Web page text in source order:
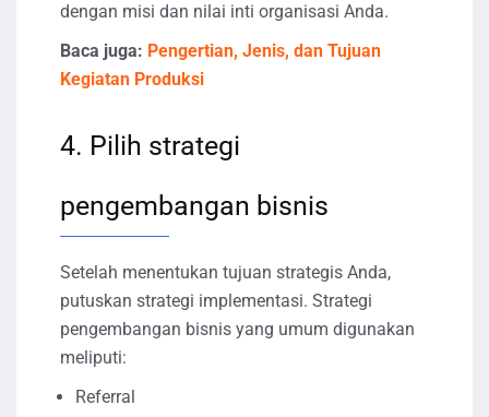
dengan misi dan nilai inti organisasi Anda.
Baca juga: Pengertian, Jenis, dan Tujuan
Kegiatan Produksi
4. Pilih strategi
pengembangan bisnis
Setelah menentukan tujuan strategis Anda,
putuskan strategi implementasi. Strategi
pengembangan bisnis yang umum digunakan
meliputi:
Referral